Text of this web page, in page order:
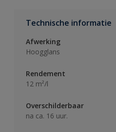
Technische informatie
Afwerking
Hoogglans
Rendement
12 m²/l
Overschilderbaar
na ca. 16 uur.